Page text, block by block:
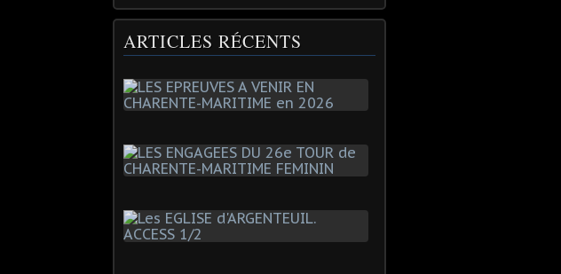
ARTICLES RÉCENTS